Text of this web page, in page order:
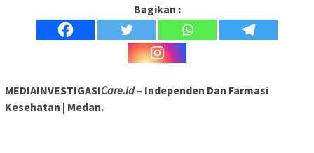
Bagikan :
MEDIAINVESTIGASICare.id– Independen Dan Farmasi
Kesehatan | Medan.